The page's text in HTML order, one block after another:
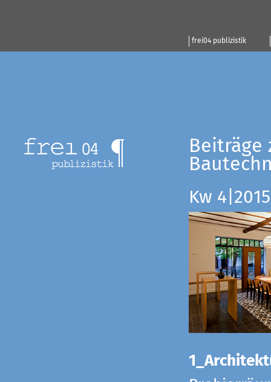
frei04 publizistik
Beiträge
Kw